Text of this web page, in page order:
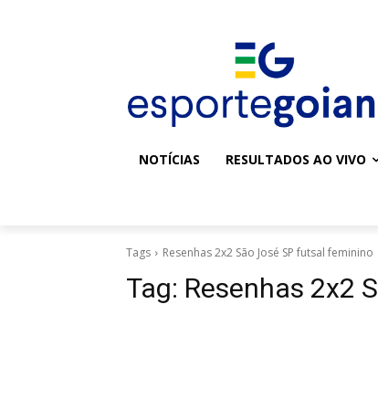
NOTÍCIAS RESULTADOS AO VIVO
Tags Resenhas 2x2 São José SP futsal feminino
Tag: Resenhas 2x2